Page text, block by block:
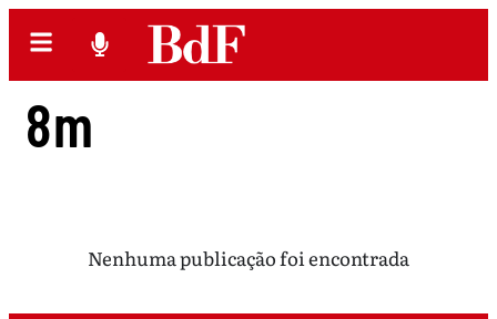
8m
Nenhuma publicação foi encontrada